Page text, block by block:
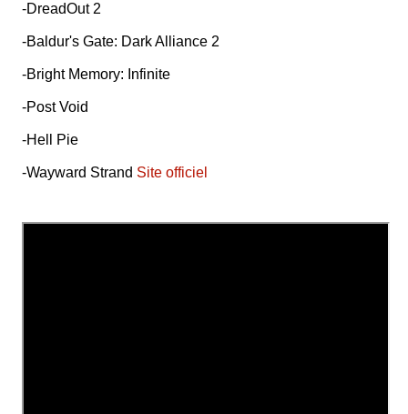
-DreadOut 2
-Baldur's Gate: Dark Alliance 2
-Bright Memory: Infinite
-Post Void
-Hell Pie
-Wayward Strand Site officiel